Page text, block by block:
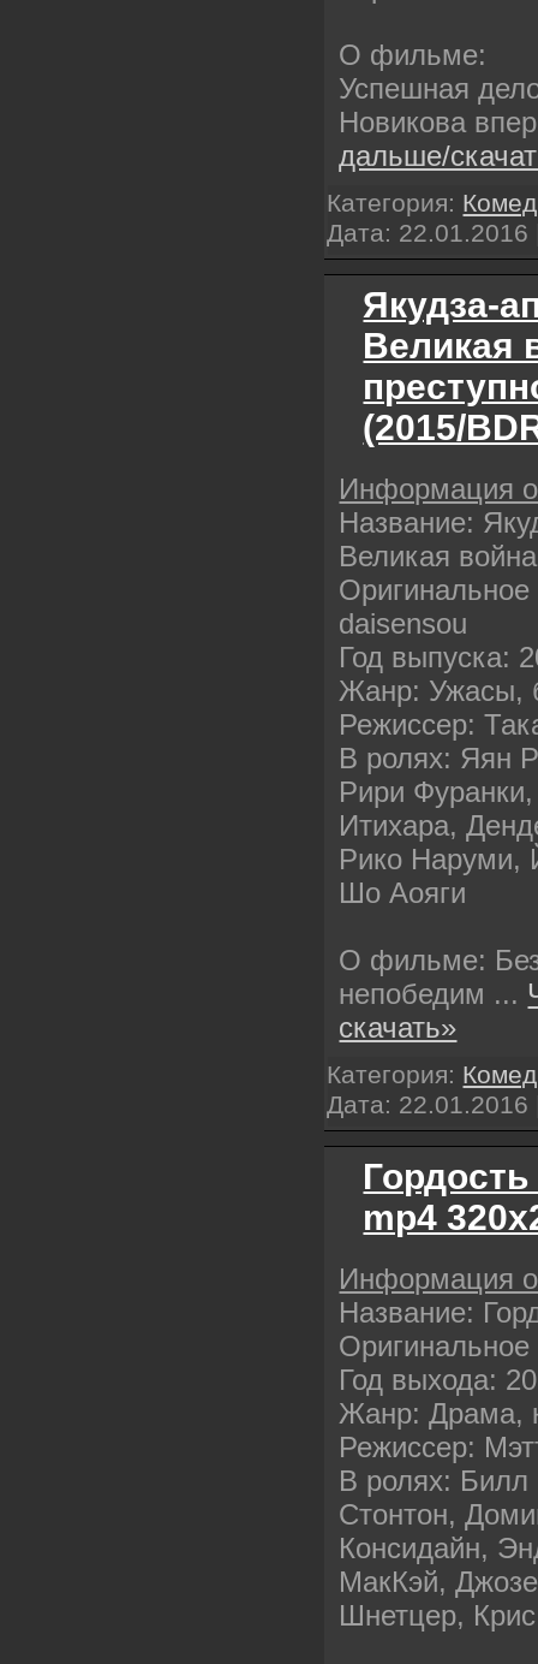
О фильме:
Успешная
Новикова
дальше/
Категория:
Дата: 22.01.2016
Якудза-
Великая
(2015/
Информация
Название:
Великая
daisensou
Год выпуска:
Жанр: Ужасы,
Режиссер:
В ролях: Яян
Рири
Итихара,
Рико
Шо Аояги
О фильме:
непобедим ...
скачать»
Категория:
Дата: 22.01.2016
mp4
Информация
Название:
Год выхода:
Жанр: Драма,
Режиссер:
В ролях:
Стонтон,
Консидайн,
МакКэй,
Шнетцер,